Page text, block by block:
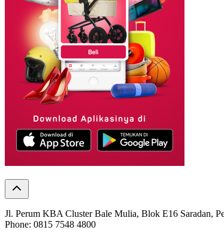
Jl. Perum KBA Cluster Bale Mulia, Blok E16 Saradan,
Phone: 0815 7548 4800